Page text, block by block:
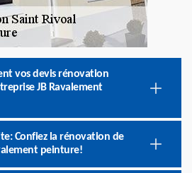
vos devis rénovation
JB Ravalement
Confiez la rénovation de
peinture!